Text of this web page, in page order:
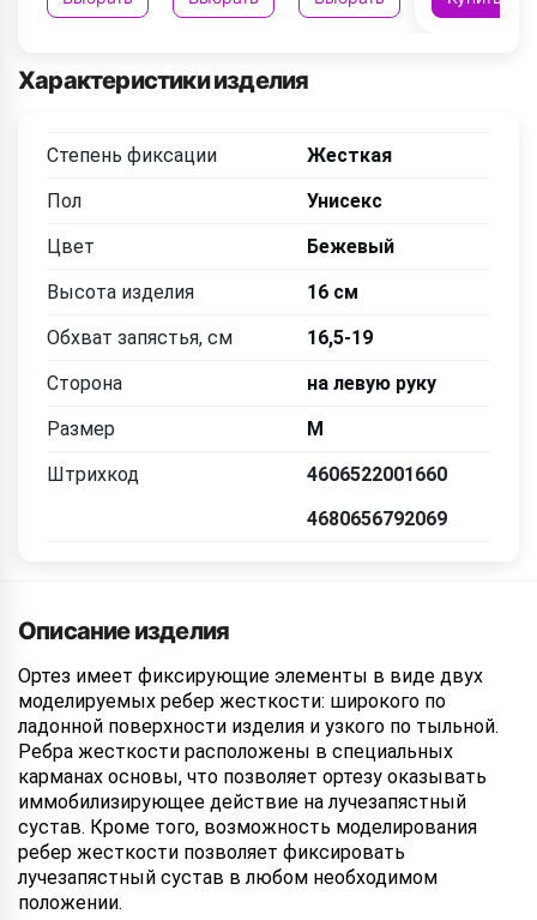
Характеристики изделия
Степень фиксации
Жесткая
Пол
Унисекс
Цвет
Бежевый
Высота изделия
16 см
Обхват запястья, см
16,5-19
Сторона
на левую руку
Размер
M
Штрихкод
4606522001660
4680656792069
Описание изделия
Ортез имеет фиксирующие элементы в виде двух
моделируемых ребер жесткости: широкого по
ладонной поверхности изделия и узкого по тыльной.
Ребра жесткости расположены в специальных
карманах основы, что позволяет ортезу оказывать
иммобилизирующее действие на лучезапястный
сустав. Кроме того, возможность моделирования
ребер жесткости позволяет фиксировать
лучезапястный сустав в любом необходимом
положении.